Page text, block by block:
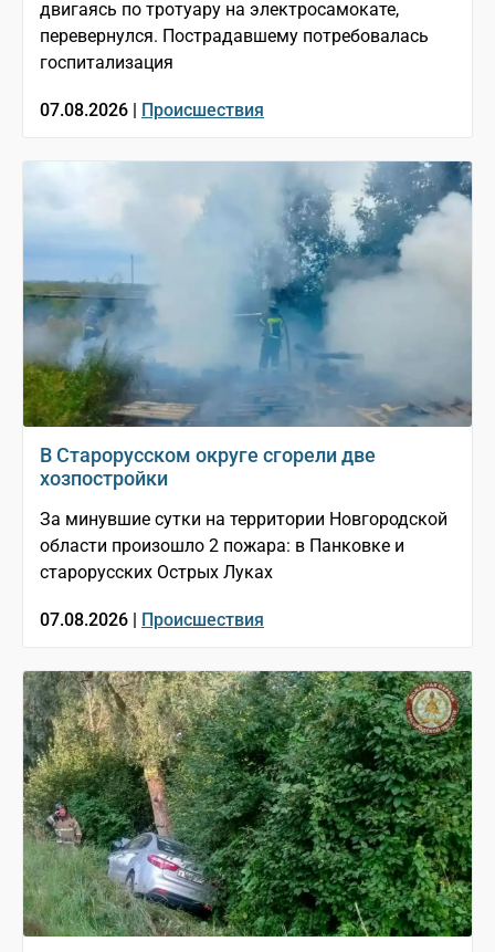
двигаясь по тротуару на электросамокате,
перевернулся. Пострадавшему потребовалась
госпитализация
07.08.2026 | Происшествия
В Старорусском округе сгорели две
хозпостройки
За минувшие сутки на территории Новгородской
области произошло 2 пожара: в Панковке и
старорусских Острых Луках
07.08.2026 | Происшествия